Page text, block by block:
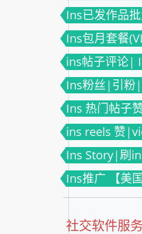
Ins已发作品
Ins包月套餐
ins帖子评论|
Ins粉丝|引粉
Ins 热门帖子
ins reels 赞
Ins Story|刷
Ins推广 【美
社交软件服务